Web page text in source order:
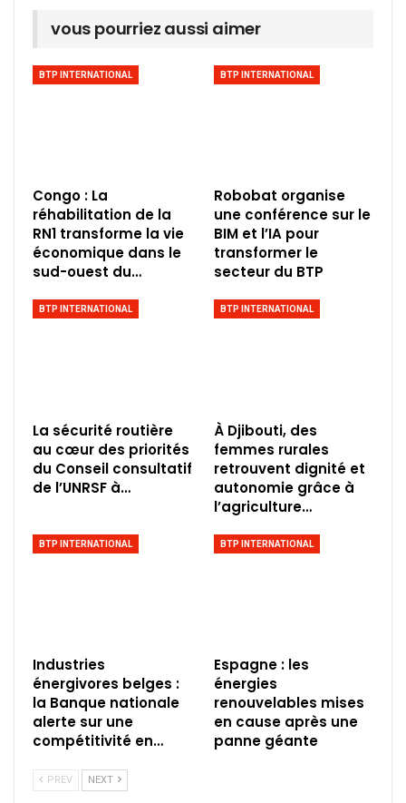
vous pourriez aussi aimer
BTP INTERNATIONAL
Congo : La
réhabilitation de la
RN1 transforme la vie
économique dans le
sud-ouest du…
BTP INTERNATIONAL
Robobat organise
une conférence sur le
BIM et l’IA pour
transformer le
secteur du BTP
BTP INTERNATIONAL
La sécurité routière
au cœur des priorités
du Conseil consultatif
de l’UNRSF à…
BTP INTERNATIONAL
À Djibouti, des
femmes rurales
retrouvent dignité et
autonomie grâce à
l’agriculture…
BTP INTERNATIONAL
Industries
énergivores belges :
la Banque nationale
alerte sur une
compétitivité en…
BTP INTERNATIONAL
Espagne : les
énergies
renouvelables mises
en cause après une
panne géante
PREV NEXT